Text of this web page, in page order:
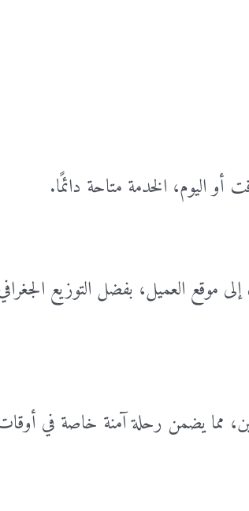
أو اليوم، الخدمة متاحة دائمًا.
الوصول إلى موقع العميل، بفضل التوزيع
مما يضمن رحلة آمنة خاصة في